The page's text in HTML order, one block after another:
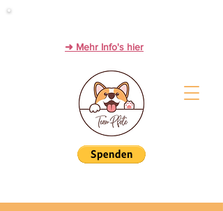
➜ Mehr Info's hier